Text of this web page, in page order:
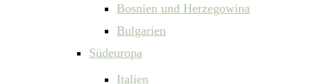
Bosnien und Herzegowina
Bulgarien
Südeuropa
Italien